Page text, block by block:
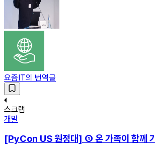
요즘IT의 번역글
스크랩
개발
[PyCon US 원정대] ① 온 가족이 함께